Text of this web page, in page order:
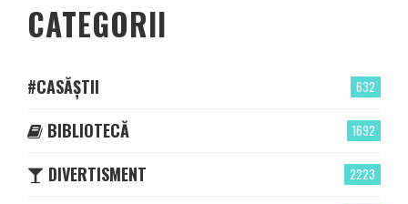
CATEGORII
632
#CASĂȘTII
1692
BIBLIOTECĂ
2223
DIVERTISMENT